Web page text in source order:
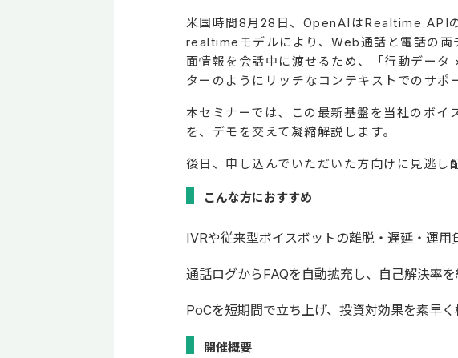
米国時間8月28日、OpenAIはRealtime API
realtimeモデルにより、Web通話と電話の両
面情報を会話中に渡せるため、「行動デー
ターのようにリッチなコンテキストでのサポ
本セミナーでは、この最新基盤を当社のボ
を、デモを交えて凝縮解説します。
後日、申し込んでいただいた方向けに見逃し
こんな方におすすめ
IVRや従来型ボイスボットの離脱・遅延・運用
通話ログからFAQを自動拡充し、自己解決率を
PoCを短期間で立ち上げ、投資対効果を素早く
開催概要